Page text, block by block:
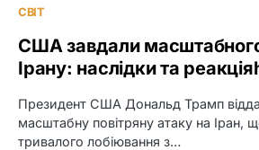
СВІТ
США завдали
Ірану: наслідки та
Президент США Дональд Трамп
масштабну повітряну атаку на Іран,
тривалого лобіювання з…